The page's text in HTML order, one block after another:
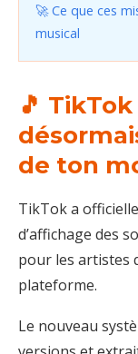
🚀 Ce que ces
musical
🎵
de ton
TikTok a
d’affichage des
pour les artistes
plateforme.
Le nouveau